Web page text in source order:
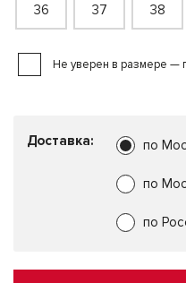
36 37 38
Не уверен в размере —
Доставка: по
по
по